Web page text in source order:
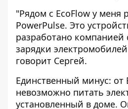
"Рядом с EcoFlow у меня
PowerPulse. Это
разработано компанией
зарядки
говорит Сергей.
Единственный минус: от
невозможно питать
установленный в доме.